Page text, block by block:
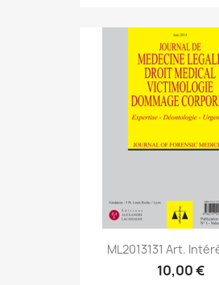
ML2013131 Art.
10,00 €